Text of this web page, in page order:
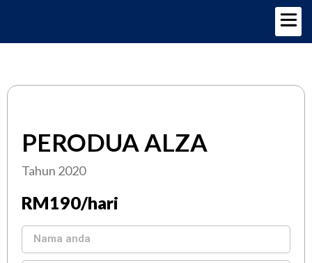
PERODUA ALZA
Tahun 2020
RM190/hari